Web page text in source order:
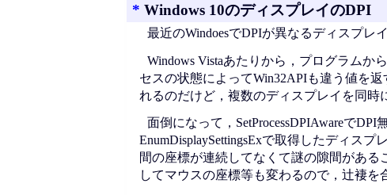
* Windows 10のディスプレイのDPI
最近のWindoesでDPIが異なるディスプレ
Windows Vistaあたりから，プログラムか
セスの状態によってWin32APIも違う値を
れるのだけど，複数のディスプレイを同時
面倒になって，SetProcessDPIAwareで
EnumDisplaySettingsExで取得したディス
間の座標が連続してなくて謎の隙間があ
してマウスの座標等も変わるので，辻褄を